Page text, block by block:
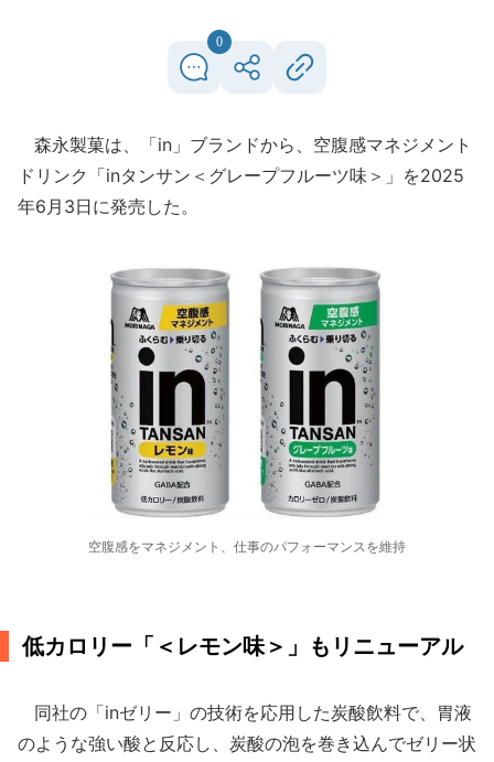
0
森永製菓は、「in」ブランドから、空腹感マネジメント
ドリンク「inタンサン＜グレープフルーツ味＞」を2025
年6月3日に発売した。
空腹感をマネジメント、仕事のパフォーマンスを維持
低カロリー「＜レモン味＞」もリニューアル
同社の「inゼリー」の技術を応用した炭酸飲料で、胃液
のような強い酸と反応し、炭酸の泡を巻き込んでゼリー状